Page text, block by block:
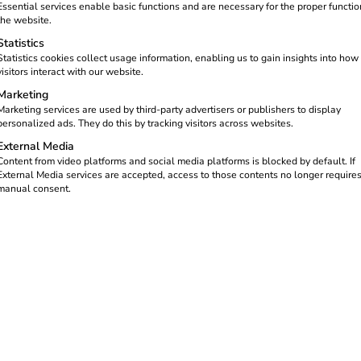
Je weiter sich Software-Lösungen in der eMobility
sich als Betreiber für eine Ladelösung mit integriertem
Sicherheit der Ladeinfrastruktur. Eine intelligente Software
Betreiber der Ladestationen und NutzerInnen –
frühzeitige Beratung durch ExpertInnen. So können
aufeinander abgestimmt werden.
services enable basic functions and are necessary for the proper
website.
cookies collect usage information, enabling us to gain insights into how
interact with our website.
services are used by third-party advertisers or publishers to display
ads. They do this by tracking visitors across websites.
Media
from video platforms and social media platforms is blocked by default. If
Media services are accepted, access to those contents no longer requires
consent.